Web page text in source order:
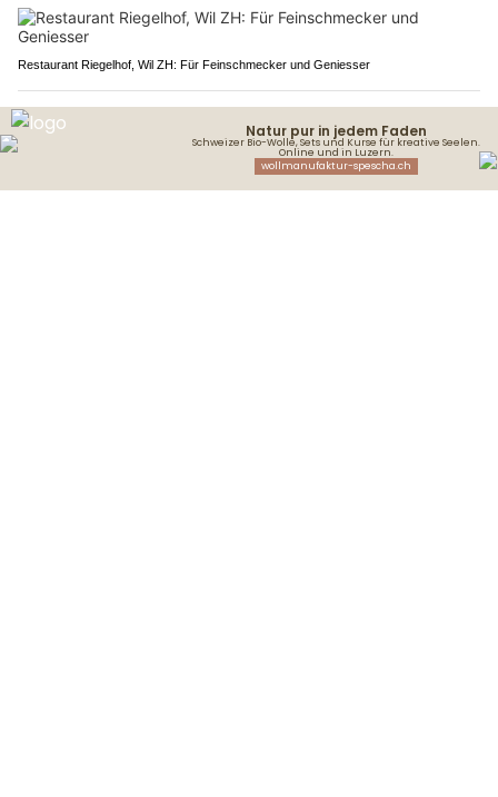
Restaurant Riegelhof, Wil ZH: Für Feinschmecker und Geniesser
MSH Salon in Zürich – wo Ihre Haarträume Wirklichkeit werden